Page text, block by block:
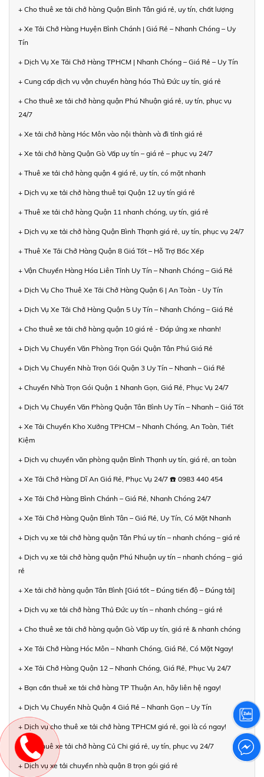
+ Cho thuê xe tải chở hàng Quận Bình Tân giá rẻ, uy tín, chất lượng
+ Xe Tải Chở Hàng Huyện Bình Chánh | Giá Rẻ – Nhanh Chóng – Uy
Tín
+ Dịch Vụ Xe Tải Chở Hàng TPHCM | Nhanh Chóng – Giá Rẻ – Uy Tín
+ Cung cấp dịch vụ vận chuyển hàng hóa Thủ Đức uy tín, giá rẻ
+ Cho thuê xe tải chở hàng quận Phú Nhuận giá rẻ, uy tín, phục vụ
24/7
+ Xe tải chở hàng Hóc Môn vào nội thành và đi tỉnh giá rẻ
+ Xe tải chở hàng Quận Gò Vấp uy tín – giá rẻ – phục vụ 24/7
+ Thuê xe tải chở hàng quận 4 giá rẻ, uy tín, có mặt nhanh
+ Dịch vụ xe tải chở hàng thuê tại Quận 12 uy tín giá rẻ
+ Thuê xe tải chở hàng Quận 11 nhanh chóng, uy tín, giá rẻ
+ Dịch vụ xe tải chở hàng Quận Bình Thạnh giá rẻ, uy tín, phục vụ 24/7
+ Thuê Xe Tải Chở Hàng Quận 8 Giá Tốt – Hỗ Trợ Bốc Xếp
+ Vận Chuyển Hàng Hóa Liên Tỉnh Uy Tín – Nhanh Chóng – Giá Rẻ
+ Dịch Vụ Cho Thuê Xe Tải Chở Hàng Quận 6 | An Toàn - Uy Tín
+ Dịch Vụ Xe Tải Chở Hàng Quận 5 Uy Tín – Nhanh Chóng – Giá Rẻ
+ Cho thuê xe tải chở hàng quận 10 giá rẻ - Đáp ứng xe nhanh!
+ Dịch Vụ Chuyển Văn Phòng Trọn Gói Quận Tân Phú Giá Rẻ
+ Dịch Vụ Chuyển Nhà Trọn Gói Quận 3 Uy Tín – Nhanh – Giá Rẻ
+ Chuyển Nhà Trọn Gói Quận 1 Nhanh Gọn, Giá Rẻ, Phục Vụ 24/7
+ Dịch Vụ Chuyển Văn Phòng Quận Tân Bình Uy Tín – Nhanh – Giá Tốt
+ Xe Tải Chuyển Kho Xưởng TPHCM – Nhanh Chóng, An Toàn, Tiết
Kiệm
+ Dịch vụ chuyển văn phòng quận Bình Thạnh uy tín, giá rẻ, an toàn
+ Xe Tải Chở Hàng Dĩ An Giá Rẻ, Phục Vụ 24/7 ☎️ 0983 440 454
+ Xe Tải Chở Hàng Bình Chánh – Giá Rẻ, Nhanh Chóng 24/7
+ Xe Tải Chở Hàng Quận Bình Tân – Giá Rẻ, Uy Tín, Có Mặt Nhanh
+ Dịch vụ xe tải chở hàng quận Tân Phú uy tín – nhanh chóng – giá rẻ
+ Dịch vụ xe tải chở hàng quận Phú Nhuận uy tín – nhanh chóng – giá
rẻ
+ Xe tải chở hàng quận Tân Bình [Giá tốt – Đúng tiến độ – Đúng tải]
+ Dịch vụ xe tải chở hàng Thủ Đức uy tín – nhanh chóng – giá rẻ
+ Cho thuê xe tải chở hàng quận Gò Vấp uy tín, giá rẻ & nhanh chóng
+ Xe Tải Chở Hàng Hóc Môn – Nhanh Chóng, Giá Rẻ, Có Mặt Ngay!
+ Xe Tải Chở Hàng Quận 12 – Nhanh Chóng, Giá Rẻ, Phục Vụ 24/7
+ Bạn cần thuê xe tải chở hàng TP Thuận An, hãy liên hệ ngay!
+ Dịch Vụ Chuyển Nhà Quận 4 Giá Rẻ – Nhanh Gọn – Uy Tín
+ Dịch vụ cho thuê xe tải chở hàng TPHCM giá rẻ, gọi là có ngay!
+ Cho thuê xe tải chở hàng Củ Chi giá rẻ, uy tín, phục vụ 24/7
+ Dịch vụ xe tải chuyển nhà quận 8 trọn gói giá rẻ